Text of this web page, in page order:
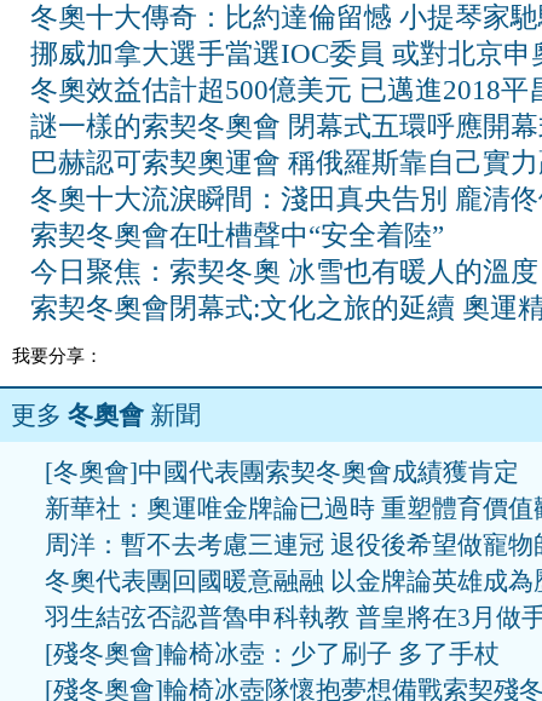
冬奧十大傳奇：比約達倫留憾 小提琴家
挪威加拿大選手當選IOC委員 或對北京申
冬奧效益估計超500億美元 已邁進2018平
謎一樣的索契冬奧會 閉幕式五環呼應開
巴赫認可索契奧運會 稱俄羅斯靠自己實
冬奧十大流淚瞬間：淺田真央告別 龐清
索契冬奧會在吐槽聲中“安全着陸”
今日聚焦：索契冬奧 冰雪也有暖人的溫度
索契冬奧會閉幕式:文化之旅的延續 奧運
我要分享：
更多 冬奧會新聞
[冬奧會]中國代表團索契冬奧會成績獲肯定
新華社：奧運唯金牌論已過時 重塑體育價值
周洋：暫不去考慮三連冠 退役後希望做寵物
冬奧代表團回國暖意融融 以金牌論英雄成為
羽生結弦否認普魯申科執教 普皇將在3月做
[殘冬奧會]輪椅冰壺：少了刷子 多了手杖
[殘冬奧會]輪椅冰壺隊懷抱夢想備戰索契殘